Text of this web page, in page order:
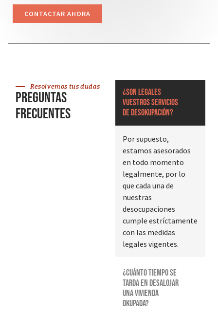
CONTACTAR AHORA
Resolvemos tus dudas
Preguntas
frecuentes
¿Son legales
vuestros servicios
de desokupación?
Por supuesto,
estamos asesorados
en todo momento
legalmente, por lo
que cada una de
nuestras
desocupaciones
cumple estríctamente
con las medidas
legales vigentes.
¿Cuánto tiempo se
tarda en desalojar
una vivienda
okupada?